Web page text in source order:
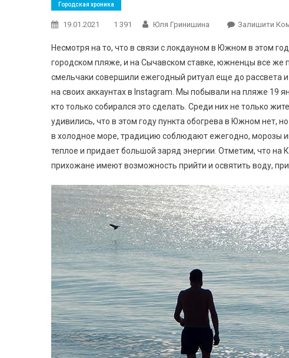
Городская хроника
19.01.2021 1 391 Юля Гринишина Залишити
Несмотря на то, что в связи с локдауном в Южном в этом
городском пляже, и на Сычавском ставке, южненцы все
смельчаки совершили ежегодный ритуал еще до рассвета
на своих аккаунтах в Instagram. Мы побывали на пляже 19
кто только собирался это сделать. Среди них не только
удивились, что в этом году пункта обогрева в Южном нет,
в холодное море, традицию соблюдают ежегодно, морозы
теплое и придает большой заряд энергии. Отметим, что на
прихожане имеют возможность прийти и освятить воду,